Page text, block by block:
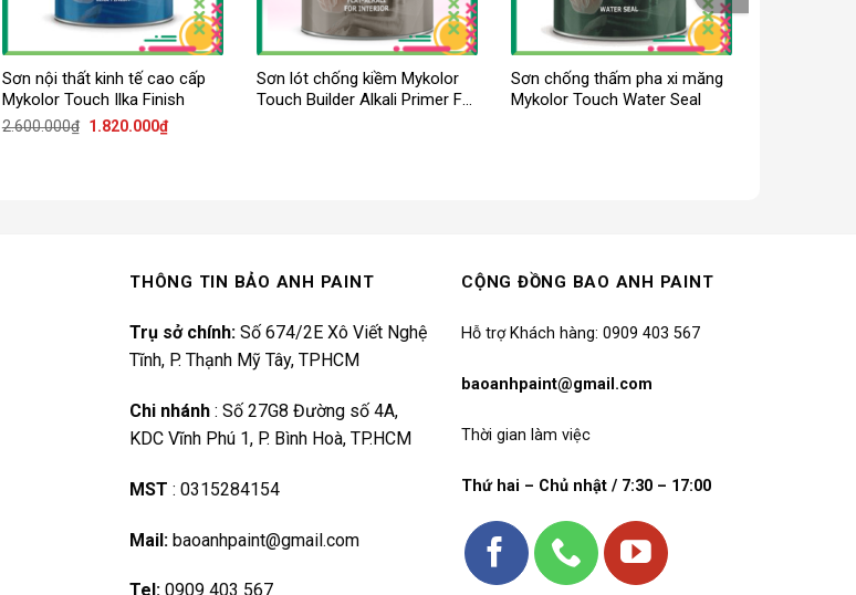
Sơn nội thất kinh tế cao cấp
Mykolor Touch Ilka Finish
2.600.000₫ Giá
1.820.000₫Giá
hiện
Sơn lót chống kiềm Mykolor
Touch Builder Alkali Primer For
Sơn chống thấm pha xi măng
Mykolor Touch Water Seal
THÔNG TIN BẢO ANH PAINT
Trụ sở chính: Số 674/2E Xô Viết Nghệ
Tĩnh, P. Thạnh Mỹ Tây, TPHCM
Chi nhánh : Số 27G8 Đường số 4A,
KDC Vĩnh Phú 1, P. Bình Hoà, TP.HCM
MST : 0315284154
Mail: baoanhpaint@gmail.com
Tel: 0909 403 567
CỘNG ĐỒNG BAO ANH PAINT
Hỗ trợ Khách hàng: 0909 403 567
baoanhpaint@gmail.com
Thời gian làm việc
Thứ hai – Chủ nhật / 7:30 – 17:00